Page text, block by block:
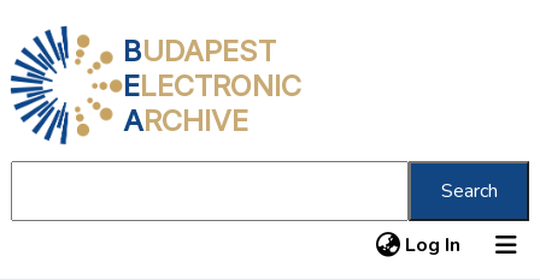
BUDAPEST
ELECTRONIC
ARCHIVE
Search
Log In (current)